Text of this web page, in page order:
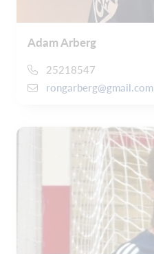
Adam Arberg
25218547
rongarberg@gmail.com